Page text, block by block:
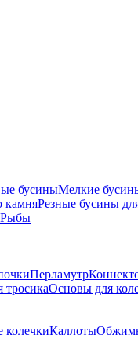
бусиныМелкие
камняРезные бусины
Рыбы
Перламутр
тросикаОсновы для
колечкиКаллоты